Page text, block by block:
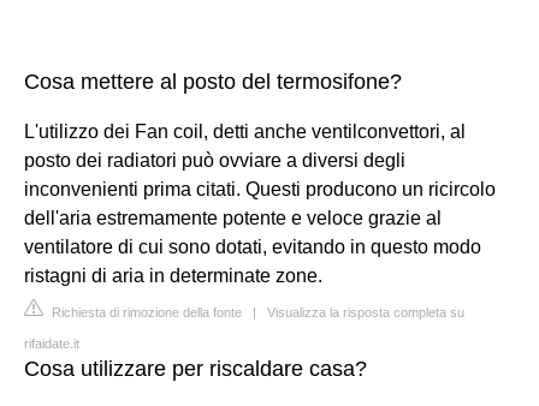
Cosa mettere al posto del termosifone?
L'utilizzo dei Fan coil, detti anche ventilconvettori, al
posto dei radiatori può ovviare a diversi degli
inconvenienti prima citati. Questi producono un ricircolo
dell'aria estremamente potente e veloce grazie al
ventilatore di cui sono dotati, evitando in questo modo
ristagni di aria in determinate zone.
Richiesta di rimozione della fonte | Visualizza la risposta completa su
rifaidate.it
Cosa utilizzare per riscaldare casa?